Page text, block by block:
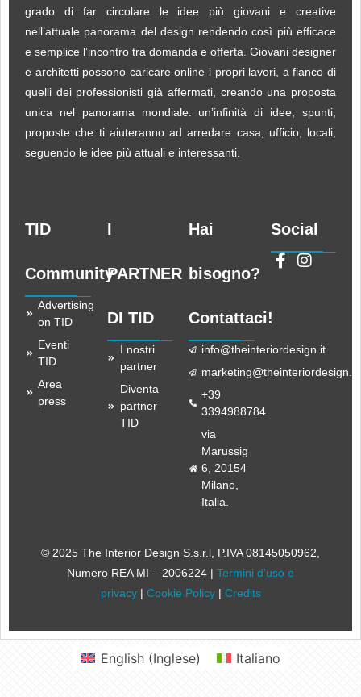
grado di far circolare le idee più giovani e creative
nell’attuale panorama del design rendendo così più efficace
e semplice l’incontro tra domanda e offerta. Giovani designer
e architetti possono caricare online i propri lavori, a fianco di
quelli dei professionisti già affermati, creando una proposta
unica nel panorama mondiale: un’infinità di idee, spunti,
proposte che ti aiuteranno ad arredare casa, ufficio, locali,
seguendo le idee più attuali e interessanti.
TID
Community
Advertising
on TID
Eventi
TID
Area
press
I
PARTNER
DI TID
I nostri
partner
Diventa
partner
TID
Hai
bisogno?
Contattaci!
info@theinteriordesign.it
marketing@theinteriordesign.it
+39
3394988784
via
Marussig
6, 20154
Milano,
Italia.
Social
© 2025 The Interior Design S.s.r.l , P.IVA 08145050962,
Numero REA MI – 2006224 | Termini d’uso e
privacy| Cookie Policy| Credits
English(Inglese) Italiano